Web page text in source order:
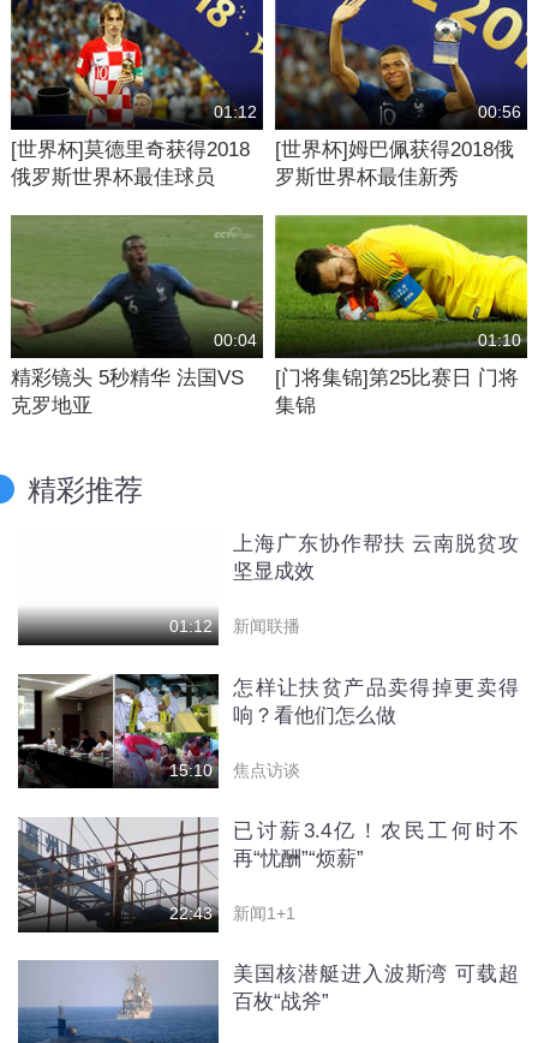
01:12
[世界杯]莫德里奇获得2018
俄罗斯世界杯最佳球员
00:56
[世界杯]姆巴佩获得2018俄
罗斯世界杯最佳新秀
00:04
精彩镜头 5秒精华 法国VS
克罗地亚
01:10
[门将集锦]第25比赛日 门将
集锦
精彩推荐
01:12
上海广东协作帮扶 云南脱贫攻
坚显成效
新闻联播
15:10
怎样让扶贫产品卖得掉更卖得
响？看他们怎么做
焦点访谈
22:43
已讨薪3.4亿！农民工何时不
再“忧酬”“烦薪”
新闻1+1
美国核潜艇进入波斯湾 可载超
百枚“战斧”